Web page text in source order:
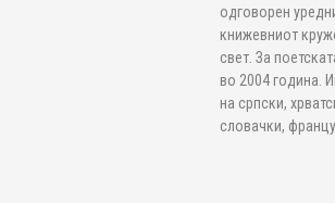
одговорен
книжевниот
свет. За
во 2004 година.
на српски,
словачки,